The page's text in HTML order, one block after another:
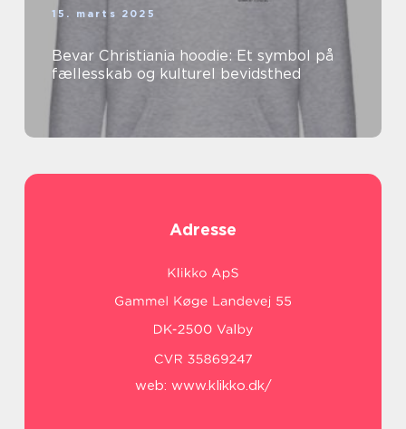
15. marts 2025
Bevar Christiania hoodie: Et symbol på
fællesskab og kulturel bevidsthed
Adresse
web: www.klikko.dk/